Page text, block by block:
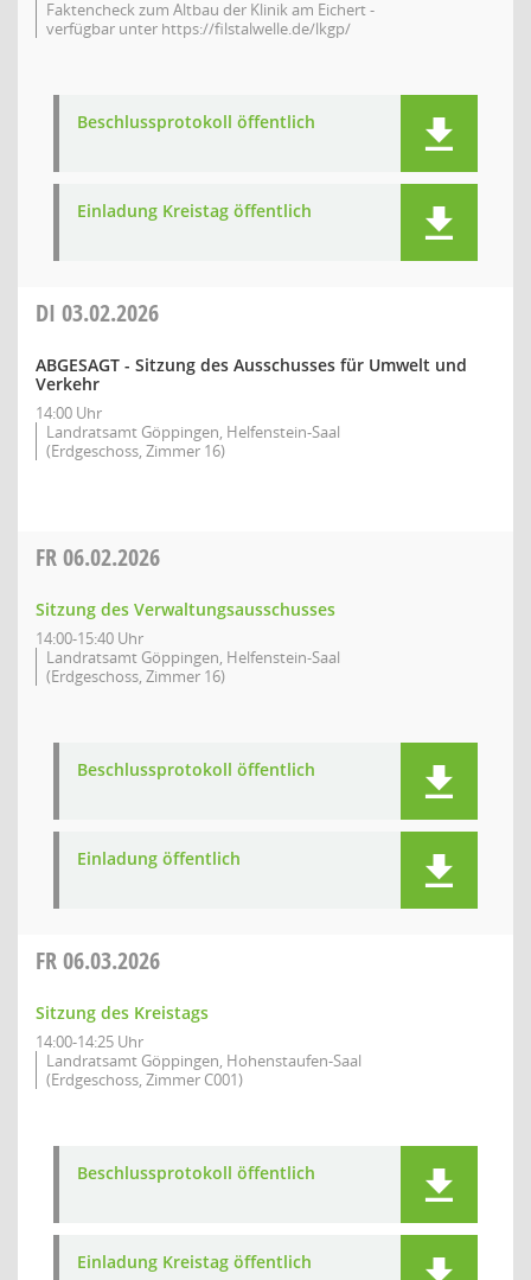
Faktencheck zum Altbau der Klinik am Eichert -
verfügbar unter https://filstalwelle.de/lkgp/
Beschlussprotokoll öffentlich
Einladung Kreistag öffentlich
DI 03.02.2026
ABGESAGT - Sitzung des Ausschusses für Umwelt und
Verkehr
14:00 Uhr
Landratsamt Göppingen, Helfenstein-Saal
(Erdgeschoss, Zimmer 16)
FR06.02.2026
Sitzung des Verwaltungsausschusses
14:00-15:40 Uhr
Landratsamt Göppingen, Helfenstein-Saal
(Erdgeschoss, Zimmer 16)
Beschlussprotokoll öffentlich
Einladung öffentlich
FR06.03.2026
Sitzung des Kreistags
14:00-14:25 Uhr
Landratsamt Göppingen, Hohenstaufen-Saal
(Erdgeschoss, Zimmer C001)
Beschlussprotokoll öffentlich
Einladung Kreistag öffentlich